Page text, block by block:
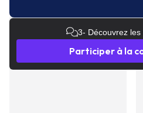
3- Découvrez
Participer à la